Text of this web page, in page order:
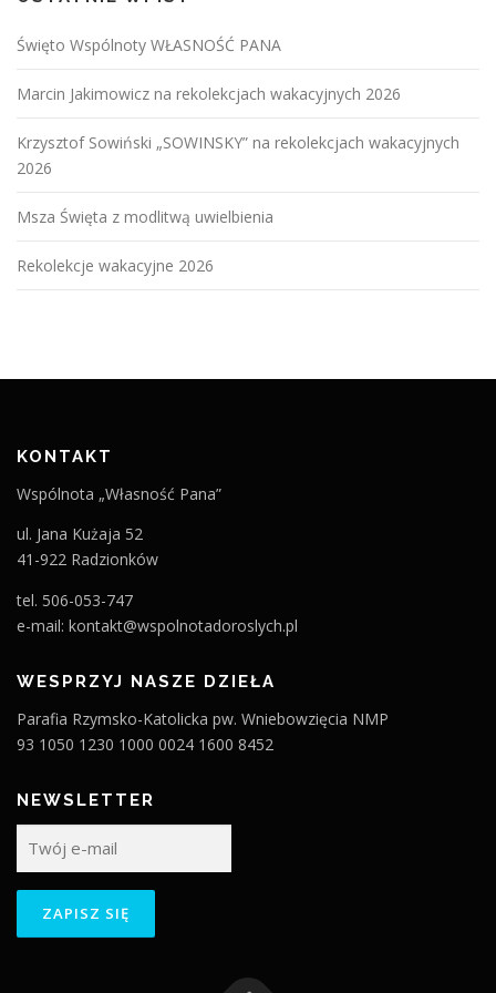
Święto Wspólnoty WŁASNOŚĆ PANA
Marcin Jakimowicz na rekolekcjach wakacyjnych 2026
Krzysztof Sowiński „SOWINSKY” na rekolekcjach wakacyjnych
2026
Msza Święta z modlitwą uwielbienia
Rekolekcje wakacyjne 2026
KONTAKT
Wspólnota „Własność Pana”
ul. Jana Kużaja 52
41-922 Radzionków
tel. 506-053-747
e-mail: kontakt@wspolnotadoroslych.pl
WESPRZYJ NASZE DZIEŁA
Parafia Rzymsko-Katolicka pw. Wniebowzięcia NMP
93 1050 1230 1000 0024 1600 8452
NEWSLETTER